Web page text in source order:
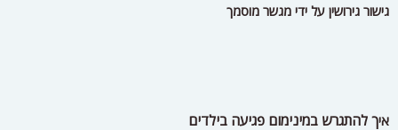
גישור גירושין על ידי מגשר מוסמך
איך להתגרש במינימום פגיעה בילדים